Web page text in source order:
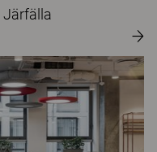
Järfälla